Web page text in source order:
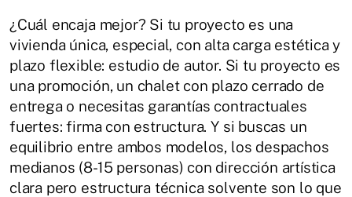
¿Cuál encaja mejor? Si tu proyecto es una
vivienda única, especial, con alta carga estética y
plazo flexible: estudio de autor. Si tu proyecto es
una promoción, un chalet con plazo cerrado de
entrega o necesitas garantías contractuales
fuertes: firma con estructura. Y si buscas un
equilibrio entre ambos modelos, los despachos
medianos (8-15 personas) con dirección artística
clara pero estructura técnica solvente son lo que